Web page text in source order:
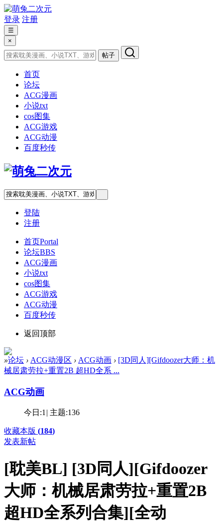
登录 注册
☰
×
帖子
首页
论坛
ACG漫画
小说txt
cos图集
ACG游戏
ACG动漫
百度秒传
登陆
注册
首页Portal
论坛BBS
ACG漫画
小说txt
cos图集
ACG游戏
ACG动漫
百度秒传
返回顶部
»论坛 › ACG动漫区 › ACG动画 › [3D同人][Gifdoozer大师：机
械居肃劳拉+重置2B 超HD全系 ...
ACG动画
今日:1 | 主题:136
收藏本版 (184)
发表新帖
[耽美BL] [3D同人][Gifdoozer
大师：机械居肃劳拉+重置2B
超HD全系列合集][全动